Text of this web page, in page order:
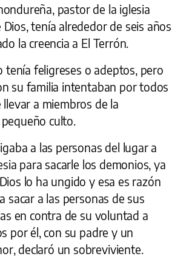
pastor de la iglesia
tenía alrededor de seis años
la creencia a El Terrón.
tenía feligreses o adeptos, pero
su familia intentaban por todos
a miembros de la
culto.
a las personas del lugar a
para sacarle los demonios, ya
lo ha ungido y esa es razón
sacar a las personas de sus
en contra de su voluntad a
por él, con su padre y un
declaró un sobreviviente.